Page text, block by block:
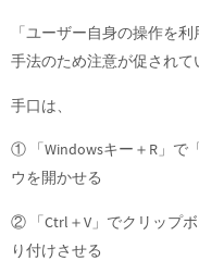
「ユーザー自身の操作を
手法のため注意が促されて
手口は、
① 「Windowsキー＋R」で
ウを開かせる
② 「Ctrl＋V」でクリップ
り付けさせる